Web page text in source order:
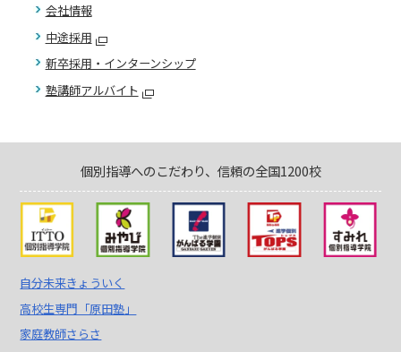
会社情報
中途採用
新卒採用・インターンシップ
塾講師アルバイト
個別指導へのこだわり、信頼の全国1200校
自分未来きょういく
高校生専門「原田塾」
家庭教師さらさ